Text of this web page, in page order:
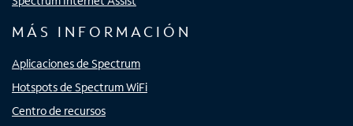
MÁS INFORMACIÓN
Aplicaciones de Spectrum
Hotspots de Spectrum WiFi
Centro de recursos